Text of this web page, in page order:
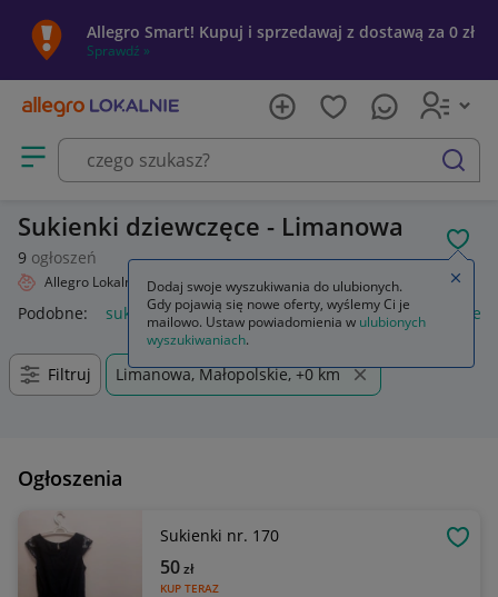
Allegro Smart! Kupuj i sprzedawaj z dostawą za 0 zł
Sprawdź »
Otwórz menu z kategoriami
szukaj
Sukienki dziewczęce - Limanowa
9 ogłoszeń
Allegro Lokalnie Dziecko Odzież Sukienki
Podobne: sukienki sukienki wieczorowe sukienki na wesele
Filtruj Limanowa, Małopolskie, +0 km
Ogłoszenia
Sukienki nr. 170
KUP TERAZ
50zł
Dodaj swoje wyszukiwania do ulubionych.
Gdy pojawią się nowe oferty, wyślemy Ci je
mailowo. Ustaw powiadomienia w ulubionych
wyszukiwaniach.